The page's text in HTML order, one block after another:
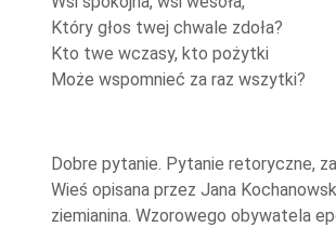
Który głos twej chwale zdoła?
Kto twe wczasy, kto pożytki
Może wspomnieć za raz wszytki?
Dobre pytanie. Pytanie retoryczne,
Wieś opisana przez Jana
ziemianina. Wzorowego obywatela